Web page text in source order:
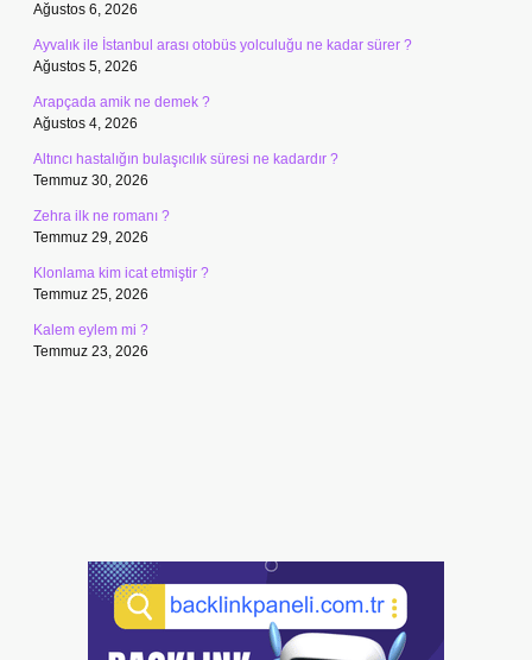
Ağustos 6, 2026
Ayvalık ile İstanbul arası otobüs yolculuğu ne kadar sürer ?
Ağustos 5, 2026
Arapçada amik ne demek ?
Ağustos 4, 2026
Altıncı hastalığın bulaşıcılık süresi ne kadardır ?
Temmuz 30, 2026
Zehra ilk ne romanı ?
Temmuz 29, 2026
Klonlama kim icat etmiştir ?
Temmuz 25, 2026
Kalem eylem mi ?
Temmuz 23, 2026